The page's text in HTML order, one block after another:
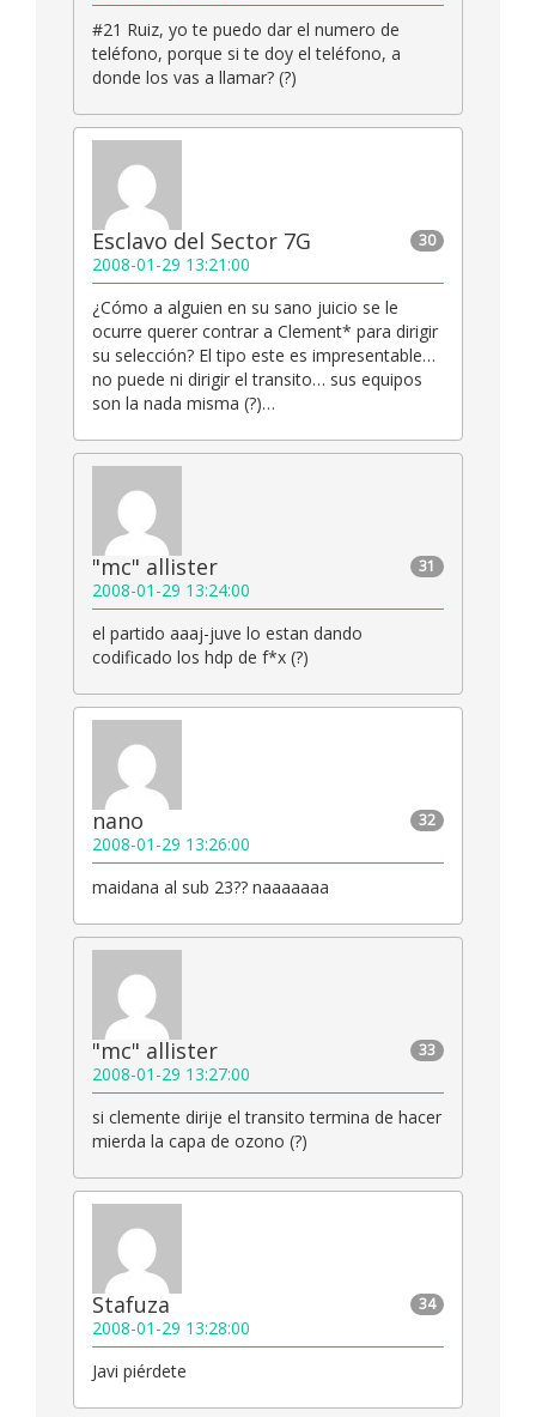
#21 Ruiz, yo te puedo dar el numero de
teléfono, porque si te doy el teléfono, a
donde los vas a llamar? (?)
30
Esclavo del Sector 7G
2008-01-29 13:21:00
¿Cómo a alguien en su sano juicio se le
ocurre querer contrar a Clement* para dirigir
su selección? El tipo este es impresentable…
no puede ni dirigir el transito… sus equipos
son la nada misma (?)…
31
"mc" allister
2008-01-29 13:24:00
el partido aaaj-juve lo estan dando
codificado los hdp de f*x (?)
32
nano
2008-01-29 13:26:00
maidana al sub 23?? naaaaaaa
33
"mc" allister
2008-01-29 13:27:00
si clemente dirije el transito termina de hacer
mierda la capa de ozono (?)
34
Stafuza
2008-01-29 13:28:00
Javi piérdete